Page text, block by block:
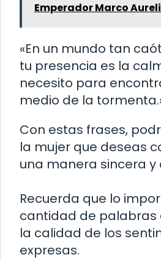
Emperador Marco
«En un mundo tan
tu presencia es la
necesito para
medio de la
Con estas frases,
la mujer que deseas
una manera sincera y
Recuerda que lo
cantidad de palabras
la calidad de los
expresas.